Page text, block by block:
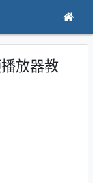
放器教